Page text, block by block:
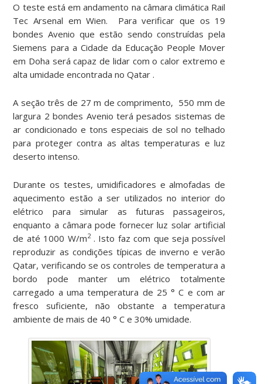
O teste está em andamento na câmara climática Rail
Tec Arsenal em Wien. Para verificar que os 19
bondes Avenio que estão sendo construídas pela
Siemens para a Cidade da Educação People Mover
em Doha será capaz de lidar com o calor extremo e
alta umidade encontrada no Qatar .
A seção três de 27 m de comprimento, 550 mm de
largura 2 bondes Avenio terá pesados ​​sistemas de
ar condicionado e tons especiais de sol no telhado
para proteger contra as altas temperaturas e luz
deserto intenso.
Durante os testes, umidificadores e almofadas de
aquecimento estão a ser utilizados no interior do
elétrico para simular as futuras passageiros,
enquanto a câmara pode fornecer luz solar artificial
de até 1000 W/m2. Isto faz com que seja possível
reproduzir as condições típicas de inverno e verão
Qatar, verificando se os controles de temperatura a
bordo pode manter um elétrico totalmente
carregado a uma temperatura de 25 ° C e com ar
fresco suficiente, não obstante a temperatura
ambiente de mais de 40 ° C e 30% umidade.